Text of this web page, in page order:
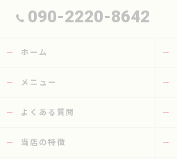
090-2220-8642
ホーム
メニュー
よくある質問
当店の特徴